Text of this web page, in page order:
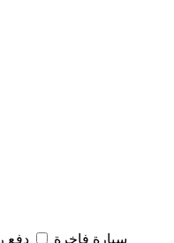
سيارة فاخرة
دفع